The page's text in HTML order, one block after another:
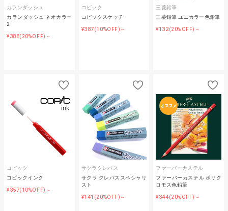
カランダッシュ
カランダッシュ ネオカラー
2
¥388(20%OFF)～
コピック
コピックスケッチ
¥387(10%OFF)～
三菱鉛筆
三菱鉛筆 ユニカラー色鉛筆
¥132(20%OFF)～
コピック
コピックインク
¥357(10%OFF)～
サクラクレパス
サクラ クレパススペシャリ
スト
¥141 (20%OFF)～
オススメ
ファーバーカステル
ファーバーカステル ポリク
ロモス色鉛筆
¥344(20%OFF)～